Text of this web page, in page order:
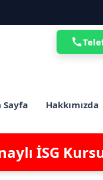
Sayfa Hakkımızda
İSG